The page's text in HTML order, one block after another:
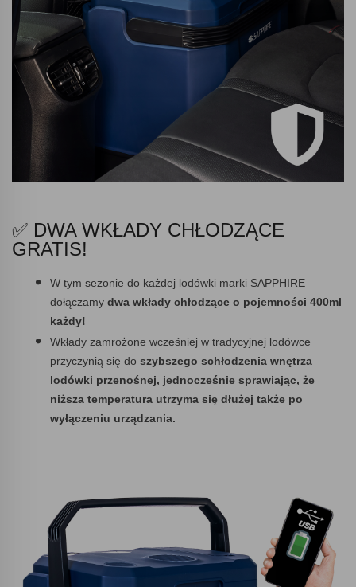
✅ DWA WKŁADY CHŁODZĄCE
GRATIS!
W tym sezonie do każdej lodówki marki SAPPHIRE
dołączamy dwa wkłady chłodzące o pojemności 400ml
każdy!
Wkłady zamrożone wcześniej w tradycyjnej lodówce
przyczynią się do szybszego schłodzenia wnętrza
lodówki przenośnej, jednocześnie sprawiając, że
niższa temperatura utrzyma się dłużej także po
wyłączeniu urządzania.